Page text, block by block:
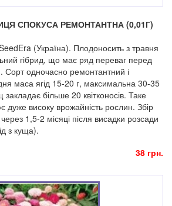
СПОКУСА РЕМОНТАНТНА (0,01Г)
(Україна). Плодоносить з травня
гібрид, що має ряд переваг перед
Сорт одночасно ремонтантний і
маса ягід 15-20 г, максимальна 30-35
більше 20 квітконосів. Таке
високу врожайність рослин. Збір
1,5-2 місяці після висадки розсади
з куща).
38 грн.